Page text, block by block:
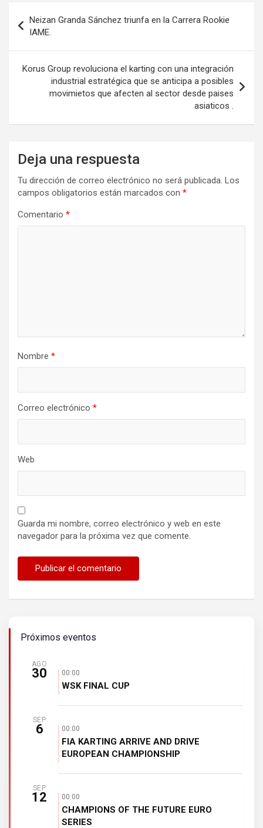
de
entradas
Neizan Granda Sánchez triunfa en la Carrera Rookie
IAME.
Korus Group revoluciona el karting con una integración
industrial estratégica que se anticipa a posibles
movimietos que afecten al sector desde paises
asiaticos .
Deja una respuesta
Tu dirección de correo electrónico no será publicada. Los
campos obligatorios están marcados con *
Comentario *
Nombre *
Correo electrónico *
Web
Guarda mi nombre, correo electrónico y web en este
navegador para la próxima vez que comente.
Próximos eventos
AGO
30 00:00
WSK FINAL CUP
SEP
6 00:00
FIA KARTING ARRIVE AND DRIVE
EUROPEAN CHAMPIONSHIP
SEP
12 00:00
CHAMPIONS OF THE FUTURE EURO
SERIES